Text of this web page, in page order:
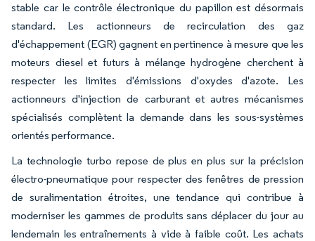
stable car le contrôle électronique du papillon est désormais
standard. Les actionneurs de recirculation des gaz
d'échappement (EGR) gagnent en pertinence à mesure que les
moteurs diesel et futurs à mélange hydrogène cherchent à
respecter les limites d'émissions d'oxydes d'azote. Les
actionneurs d'injection de carburant et autres mécanismes
spécialisés complètent la demande dans les sous-systèmes
orientés performance.
La technologie turbo repose de plus en plus sur la précision
électro-pneumatique pour respecter des fenêtres de pression
de suralimentation étroites, une tendance qui contribue à
moderniser les gammes de produits sans déplacer du jour au
lendemain les entraînements à vide à faible coût. Les achats